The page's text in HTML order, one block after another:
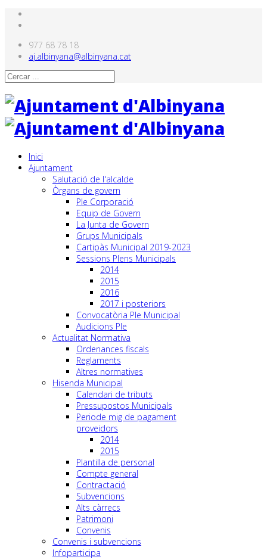
977 68 78 18
aj.albinyana@albinyana.cat
Inici
Ajuntament
Salutació de l'alcalde
Òrgans de govern
Ple Corporació
Equip de Govern
La Junta de Govern
Grups Municipals
Cartipàs Municipal 2019-2023
Sessions Plens Municipals
2014
2015
2016
2017 i posteriors
Convocatòria Ple Municipal
Audicions Ple
Actualitat Normativa
Ordenances fiscals
Reglaments
Altres normatives
Hisenda Municipal
Calendari de tributs
Pressupostos Municipals
Periode mig de pagament
proveidors
2014
2015
Plantilla de personal
Compte general
Contractació
Subvencions
Alts càrrecs
Patrimoni
Convenis
Convenis i subvencions
Infoparticipa